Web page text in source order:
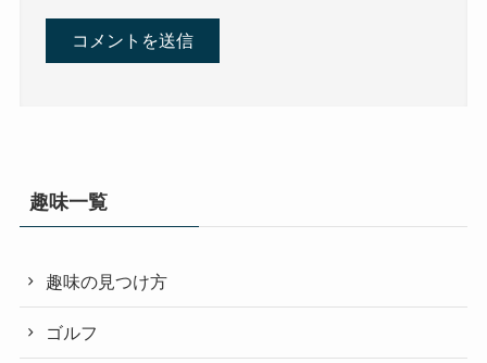
趣味一覧
趣味の見つけ方
ゴルフ